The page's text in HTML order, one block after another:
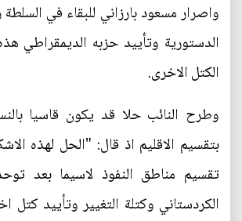
واصرار مسعود بارزاني للبقاء في السلطة
الدستورية وتأييد حزبه الديمقراطي
الكتل الاخرى.
وطرح النائب حلا قد يكون قاسيا
بتقسيم الاقليم اذ قال: "الحل لهذه
تقسيم مناطق النفوذ لاسيما بعد
الكردستاني وكتلة التغيير وتأييد كتل